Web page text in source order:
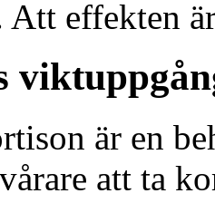
effekten
är en
att ta